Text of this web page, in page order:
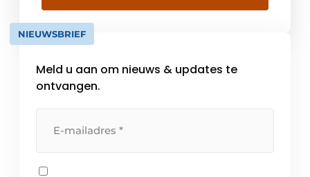
veiligheid. In de Benelux leveren wij directe,
persoonlijke ondersteuning en logistieke
betrouwbaarheid vanuit onze firma.Dankzij
NIEUWSBRIEF
Meld u aan om nieuws & updates te
ontvangen.